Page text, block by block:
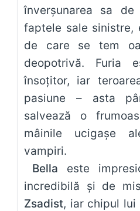
înverșunarea sa
faptele sale sinistre,
de care se tem
deopotrivă. Furia
însoțitor, iar
pasiune – asta
salvează o
mâinile ucigașe
vampiri.
Bella este
incredibilă și de
Zsadist, iar chipul